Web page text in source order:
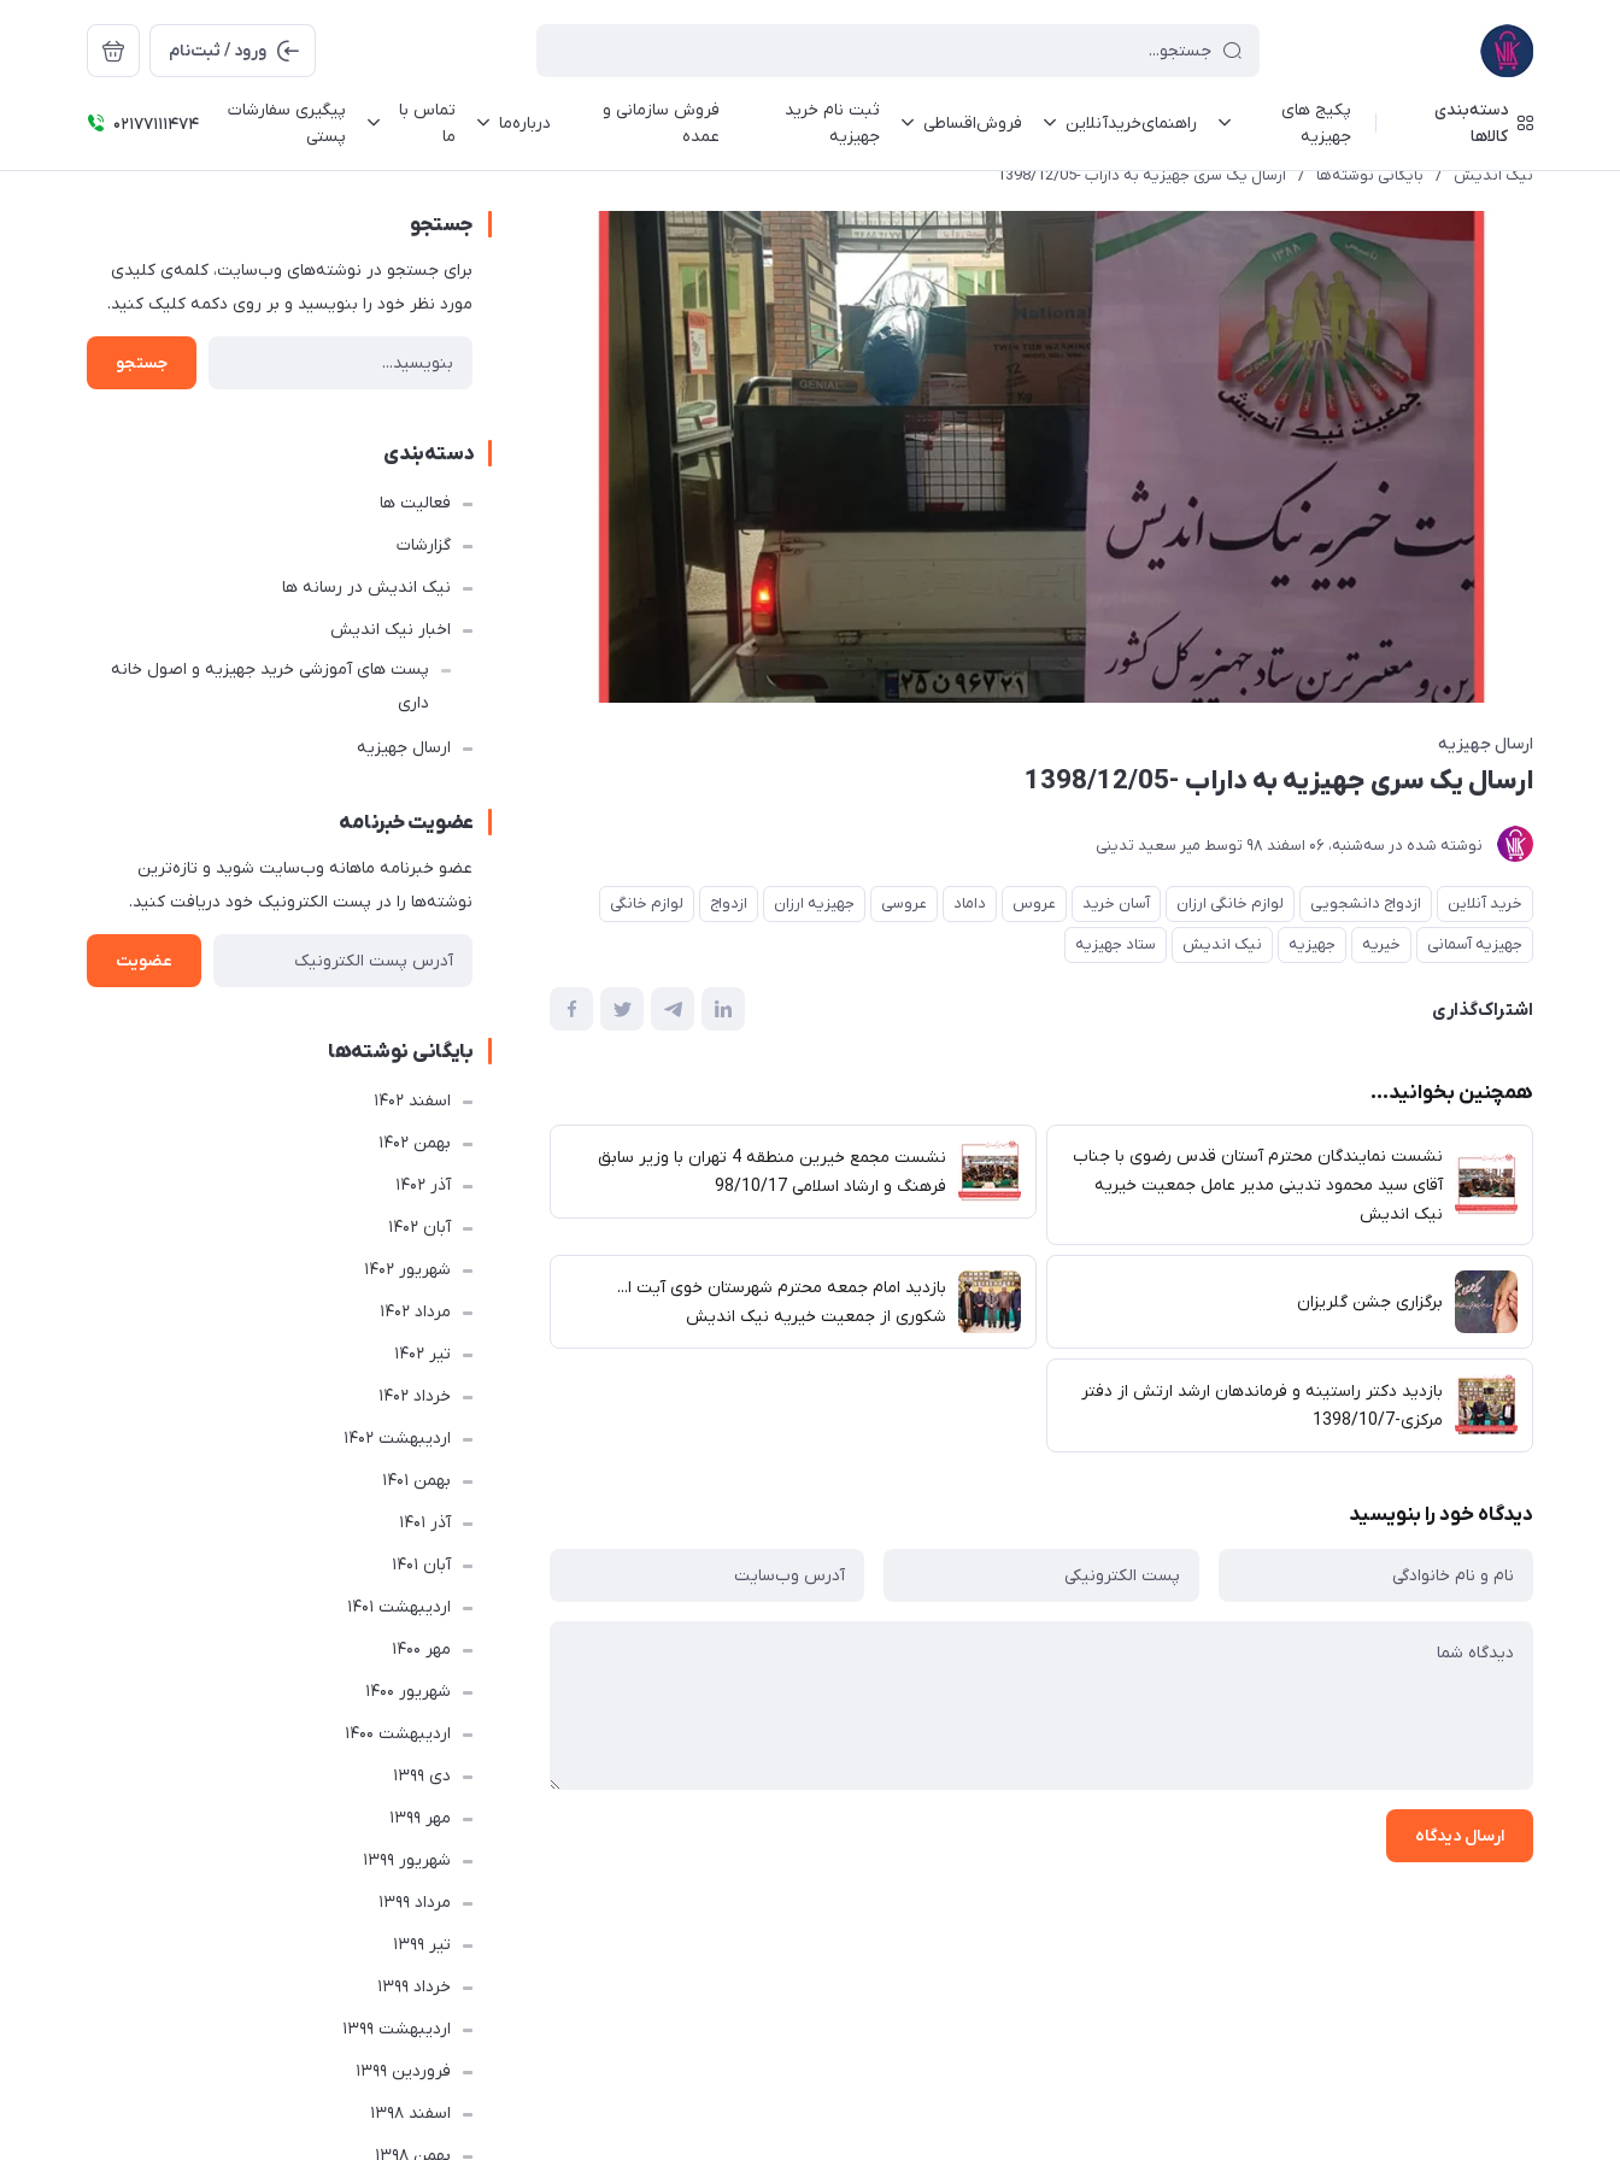
ورود / ثبت‌نام
دسته‌بندی
کالاها
پکیج های
جهیزیه
راهنمای‌خرید‌آنلاین فروش‌اقساطی
ثبت نام خرید
جهیزیه
فروش سازمانی و
عمده
درباره‌ما
تماس با
ما
پیگیری سفارشات
پستی
02177111474
نیک اندیش / بایگانی نوشته‌ها / ارسال یک سری جهیزیه به داراب -1398/12/05
ارسال جهیزیه
ارسال یک سری جهیزیه به داراب -1398/12/05
نوشته شده در ﺳﻪشنبه، 06 اسفند 98 توسط میر سعید تدینی
خرید آنلاین ازدواج دانشجویی لوازم خانگی ارزان آسان خرید عروس داماد عروسی جهیزیه ارزان ازدواج
لوازم خانگی
جهیزیه آسمانی
خیریه جهیزیه نیک اندیش ستاد جهیزیه
اشتراک‌گذاری
همچنین بخوانید...
نشست نمایندگان محترم آستان قدس رضوی با جناب
آقای سید محمود تدینی مدیر عامل جمعیت خیریه
نیک اندیش
نشست مجمع خیرین منطقه 4 تهران با وزیر سابق
فرهنگ و ارشاد اسلامی 98/10/17
برگزاری جشن گلریزان
بازدید امام جمعه محترم شهرستان خوی آیت ا...
شکوری از جمعیت خیریه نیک اندیش
بازدید دکتر راستینه و فرماندهان ارشد ارتش از دفتر
مرکزی-1398/10/7
دیدگاه خود را بنویسید
ارسال دیدگاه
جستجو
برای جستجو در نوشته‌های وب‌سایت، کلمه‌ی کلیدی
مورد نظر خود را بنویسید و بر روی دکمه کلیک کنید.
جستجو
دسته‌بندی
فعالیت ها
گزارشات
نیک اندیش در رسانه ها
اخبار نیک اندیش
پست های آموزشی خرید جهیزیه و اصول خانه
داری
ارسال جهیزیه
عضویت خبرنامه
عضو خبرنامه ماهانه وب‌سایت شوید و تازه‌ترین
نوشته‌ها را در پست الکترونیک خود دریافت کنید.
عضویت
بایگانی نوشته‌ها
اسفند 1402
بهمن 1402
آذر 1402
آبان 1402
شهریور 1402
مرداد 1402
تير 1402
خرداد 1402
ارديبهشت 1402
بهمن 1401
آذر 1401
آبان 1401
ارديبهشت 1401
مهر 1400
شهریور 1400
ارديبهشت 1400
دی 1399
مهر 1399
شهریور 1399
مرداد 1399
تير 1399
خرداد 1399
ارديبهشت 1399
فروردین 1399
اسفند 1398